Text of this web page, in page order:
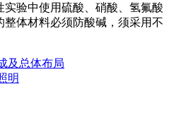
验中使用硫酸、硝酸、氢氟酸
体材料必须防酸碱，须采用不
及总体布局
明